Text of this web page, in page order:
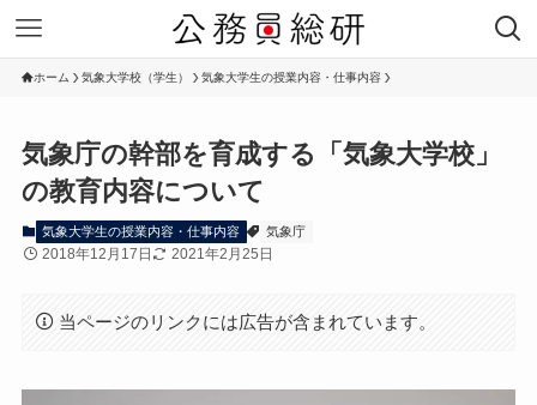
ホーム 気象大学校（学生） 気象大学生の授業内容・仕事内容
気象庁の幹部を育成する「気象大学校」
の教育内容について
気象大学生の授業内容・仕事内容 気象庁
2018年12月17日 2021年2月25日
当ページのリンクには広告が含まれています。